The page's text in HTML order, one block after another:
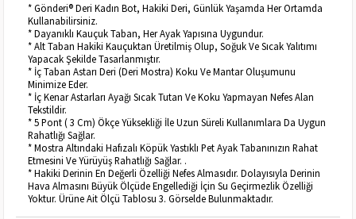
* Gönderi® Deri Kadın Bot, Hakiki Deri, Günlük Yaşamda Her Ortamda
Kullanabilirsiniz.
* Dayanıklı Kauçuk Taban, Her Ayak Yapısına Uygundur.
* Alt Taban Hakiki Kauçuktan Üretilmiş Olup, Soğuk Ve Sıcak Yalıtımı
Yapacak Şekilde Tasarlanmıştır.
* İç Taban Astarı Deri (Deri Mostra) Koku Ve Mantar Oluşumunu
Minimize Eder.
* İç Kenar Astarları Ayağı Sıcak Tutan Ve Koku Yapmayan Nefes Alan
Tekstildir.
* 5 Pont ( 3 Cm) Ökçe Yüksekliği İle Uzun Süreli Kullanımlara Da Uygun
Rahatlığı Sağlar.
* Mostra Altındaki Hafızalı Köpük Yastıklı Pet Ayak Tabanınızın Rahat
Etmesini Ve Yürüyüş Rahatlığı Sağlar. .
* Hakiki Derinin En Değerli Özelliği Nefes Almasıdır. Dolayısıyla Derinin
Hava Almasını Büyük Ölçüde Engellediği İçin Su Geçirmezlik Özelliği
Yoktur. Ürüne Ait Ölçü Tablosu 3. Görselde Bulunmaktadır.